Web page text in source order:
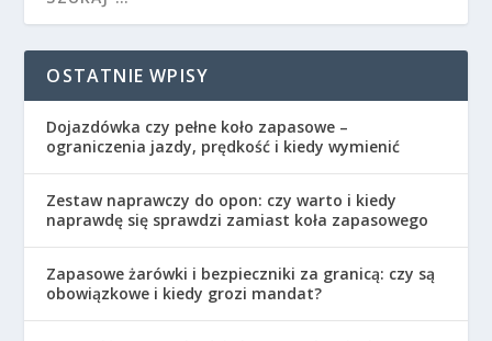
OSTATNIE WPISY
Dojazdówka czy pełne koło zapasowe –
ograniczenia jazdy, prędkość i kiedy wymienić
Zestaw naprawczy do opon: czy warto i kiedy
naprawdę się sprawdzi zamiast koła zapasowego
Zapasowe żarówki i bezpieczniki za granicą: czy są
obowiązkowe i kiedy grozi mandat?